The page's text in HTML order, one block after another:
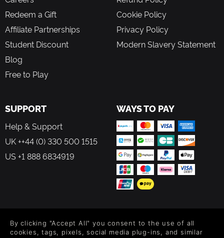
Redeem a Gift
Affiliate Partnerships
Student Discount
Blog
Free to Play
Cookie Policy
Privacy Policy
Modern Slavery Statement
SUPPORT
Help & Support
UK ++44 (0) 330 500 1515
US +1 888 6834919
WAYS TO PAY
Level up your inbox: Get emails for new releases, sales,
By clicking "Accept All" you consent to the use of all
cookies, tags, pixels, social media plug-ins, and similar